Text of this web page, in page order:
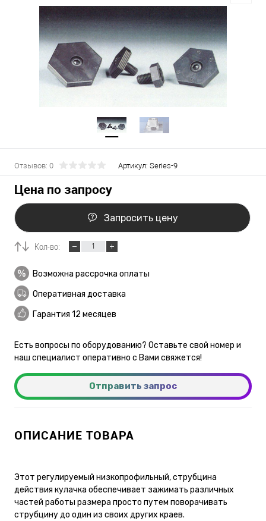
Отзывов: 0 Артикул: Series-9
Цена по запросу
Запросить цену
Кол-во:
Возможна рассрочка оплаты
Оперативная доставка
Гарантия 12 месяцев
Есть вопросы по оборудованию? Оставьте свой номер и
наш специалист оперативно с Вами свяжется!
Отправить запрос
ОПИСАНИЕ ТОВАРА
Этот регулируемый низкопрофильный, струбцина
действия кулачка обеспечивает зажимать различных
частей работы размера просто путем поворачивать
струбцину до один из своих других краев.